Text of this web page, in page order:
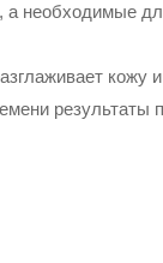
необходимые
результаты